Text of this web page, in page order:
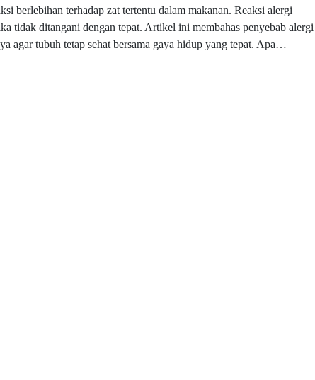
berlebihan terhadap zat tertentu dalam makanan. Reaksi alergi
tidak ditangani dengan tepat. Artikel ini membahas penyebab alergi
agar tubuh tetap sehat bersama gaya hidup yang tepat. Apa…